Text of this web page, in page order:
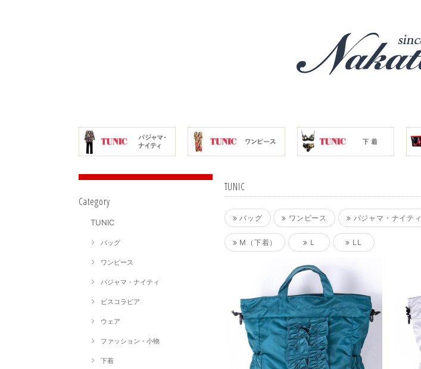
Category
TUNIC
バッグ
ワンピース
パジャマ・ナイティ
ビスコラピア
ウェア
ファッション・小物
下着
TUNIC
バッグ ワンピース パジャマ・ナイティ
M（下着） L LL